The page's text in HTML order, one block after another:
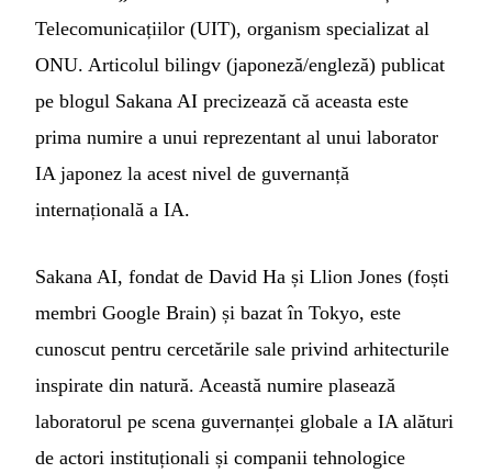
Telecomunicațiilor (UIT), organism specializat al
ONU. Articolul bilingv (japoneză/engleză) publicat
pe blogul Sakana AI precizează că aceasta este
prima numire a unui reprezentant al unui laborator
IA japonez la acest nivel de guvernanță
internațională a IA.
Sakana AI, fondat de David Ha și Llion Jones (foști
membri Google Brain) și bazat în Tokyo, este
cunoscut pentru cercetările sale privind arhitecturile
inspirate din natură. Această numire plasează
laboratorul pe scena guvernanței globale a IA alături
de actori instituționali și companii tehnologice